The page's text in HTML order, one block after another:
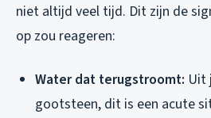
niet altijd veel tijd. Dit zijn de
op zou reageren:
Water dat terugstroomt: Uit
gootsteen, dit is een acute